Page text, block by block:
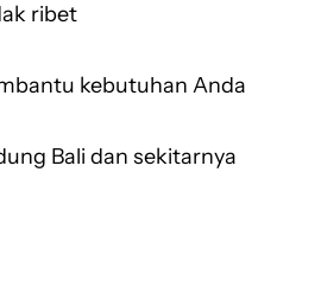
ribet
kebutuhan Anda
Bali dan sekitarnya